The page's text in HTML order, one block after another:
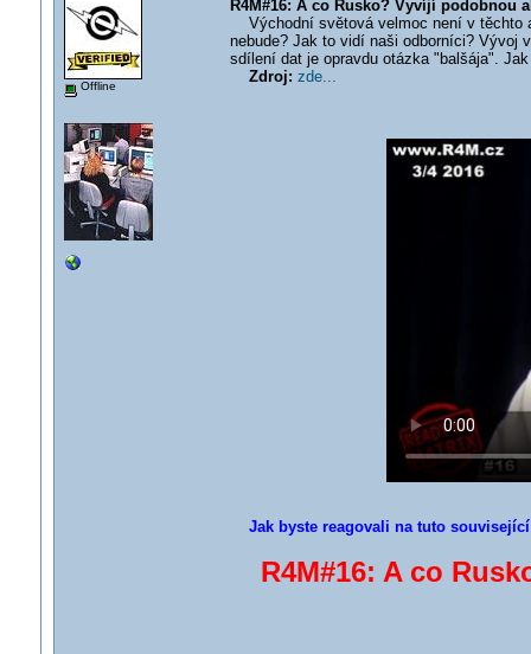
Offline
R4M#16: A co Rusko? Vyvíjí podobnou
Východní světová velmoc není v těchto
nebude? Jak to vidí naši odborníci? Vývoj
sdílení dat je opravdu otázka "balšája". Jak
Zdroj: zde...
Jak byste reagovali na tuto
R4M#16: A co